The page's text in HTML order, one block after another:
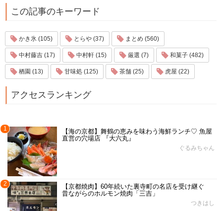
この記事のキーワード
かき氷 (105) とらや (37) まとめ (560)
中村藤吉 (17) 中村軒 (15) 厳選 (7) 和菓子 (482)
栖園 (13) 甘味処 (125) 茶舗 (25) 虎屋 (22)
アクセスランキング
1
【海の京都】舞鶴の恵みを味わう海鮮ランチ♡ 魚屋
直営の穴場店 『大六丸』
ぐるみちゃん
2
【京都焼肉】60年続いた裏寺町の名店を受け継ぐ
昔ながらのホルモン焼肉「三吉」
つきはし